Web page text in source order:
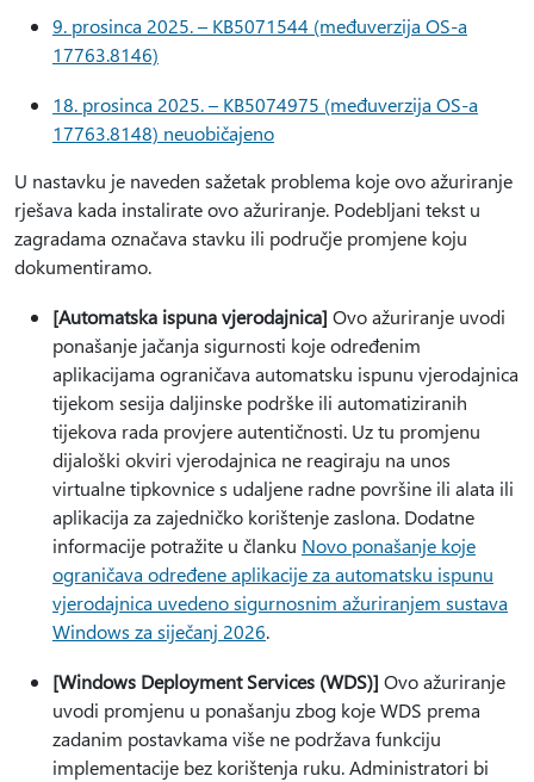
9. prosinca 2025. – KB5071544 (međuverzija OS-a
17763.8146)
18. prosinca 2025. – KB5074975 (međuverzija OS-a
17763.8148) neuobičajeno
U nastavku je naveden sažetak problema koje ovo ažuriranje
rješava kada instalirate ovo ažuriranje. Podebljani tekst u
zagradama označava stavku ili područje promjene koju
dokumentiramo.
[Automatska ispuna vjerodajnica] Ovo ažuriranje uvodi
ponašanje jačanja sigurnosti koje određenim
aplikacijama ograničava automatsku ispunu vjerodajnica
tijekom sesija daljinske podrške ili automatiziranih
tijekova rada provjere autentičnosti. Uz tu promjenu
dijaloški okviri vjerodajnica ne reagiraju na unos
virtualne tipkovnice s udaljene radne površine ili alata ili
aplikacija za zajedničko korištenje zaslona. Dodatne
informacije potražite u članku Novo ponašanje koje
ograničava određene aplikacije za automatsku ispunu
vjerodajnica uvedeno sigurnosnim ažuriranjem sustava
Windows za siječanj 2026.
[Windows Deployment Services (WDS)] Ovo ažuriranje
uvodi promjenu u ponašanju zbog koje WDS prema
zadanim postavkama više ne podržava funkciju
implementacije bez korištenja ruku. Administratori bi